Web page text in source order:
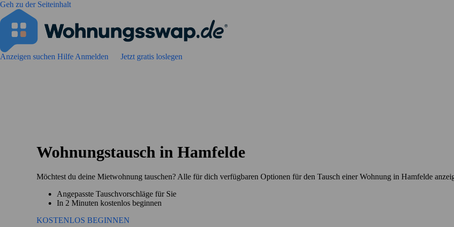
Geh zu der Seiteinhalt
Anzeigen suchen Hilfe Anmelden Jetzt gratis loslegen
Wohnungstausch in Hamfelde
Möchtest du deine Mietwohnung tauschen? Alle für dich verfügbaren Optionen für den Tausch einer Wohnung in Hamfelde
Angepasste Tauschvorschläge für Sie
In 2 Minuten kostenlos beginnen
KOSTENLOS BEGINNEN